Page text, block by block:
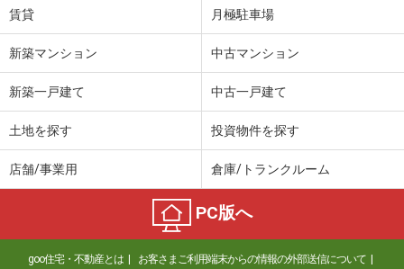
賃貸 月極駐車場
新築マンション 中古マンション
新築一戸建て 中古一戸建て
土地を探す 投資物件を探す
店舗/事業用 倉庫/トランクルーム
PC版へ
goo住宅・不動産とは お客さまご利用端末からの情報の外部送信について